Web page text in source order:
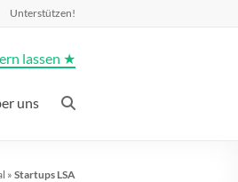
Unterstützen!
lassen ★
uns
» Startups LSA